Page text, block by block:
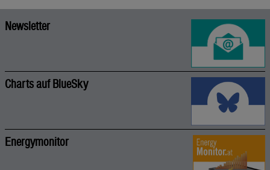
Newsletter
Charts auf BlueSky
Energymonitor